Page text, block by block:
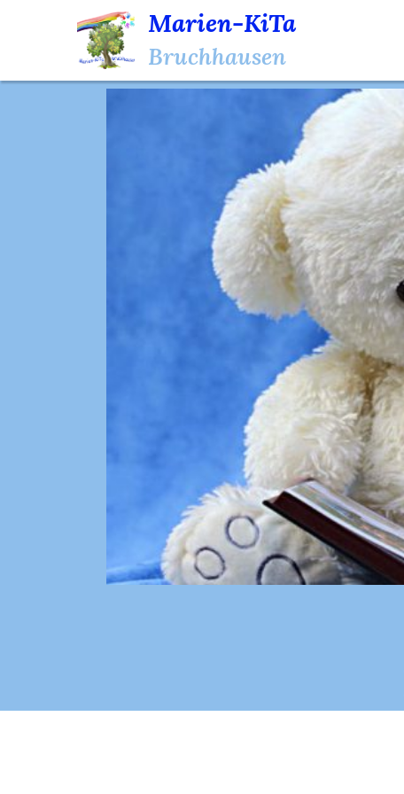
Marien-KiTa
Bruchhausen